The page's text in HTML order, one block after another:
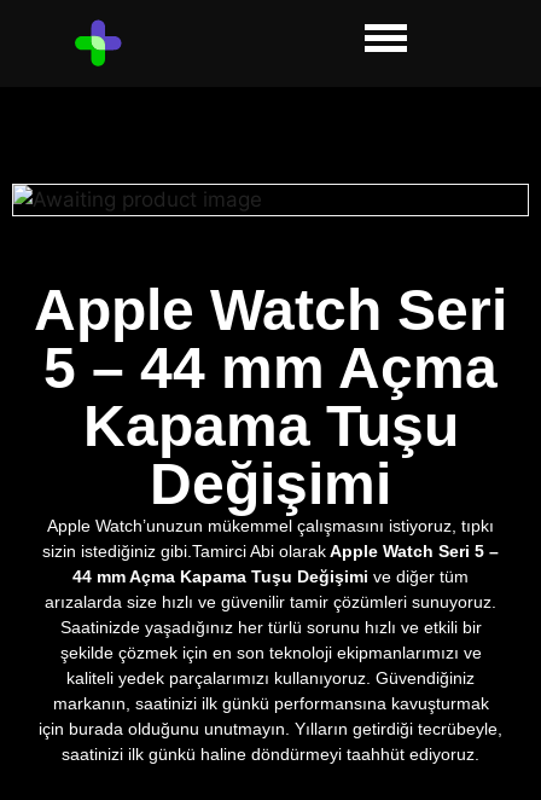
Apple Watch Seri
5 – 44 mm Açma
Kapama Tuşu
Değişimi
Apple Watch’unuzun mükemmel çalışmasını istiyoruz, tıpkı
sizin istediğiniz gibi.Tamirci Abi olarakApple Watch Seri 5 –
44 mm Açma Kapama Tuşu Değişimi ve diğer tüm
arızalarda size hızlı ve güvenilir tamir çözümleri sunuyoruz.
Saatinizde yaşadığınız her türlü sorunu hızlı ve etkili bir
şekilde çözmek için en son teknoloji ekipmanlarımızı ve
kaliteli yedek parçalarımızı kullanıyoruz. Güvendiğiniz
markanın, saatinizi ilk günkü performansına kavuşturmak
için burada olduğunu unutmayın. Yılların getirdiği tecrübeyle,
saatinizi ilk günkü haline döndürmeyi taahhüt ediyoruz.